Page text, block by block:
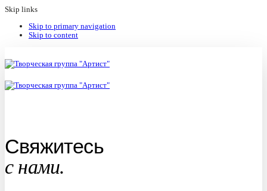
Skip links
Skip to primary navigation
Skip to content
Свяжитесь
с нами.